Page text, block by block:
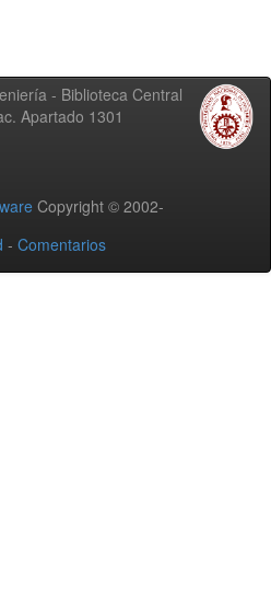
- Biblioteca Central
Apartado 1301
Copyright © 2002-
- Comentarios